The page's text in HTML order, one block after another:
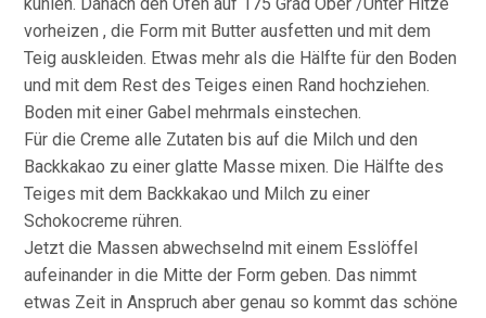
vorheizen , die Form mit Butter ausfetten und mit dem
Teig auskleiden. Etwas mehr als die Hälfte für den Boden
und mit dem Rest des Teiges einen Rand hochziehen.
Boden mit einer Gabel mehrmals einstechen.
Für die Creme alle Zutaten bis auf die Milch und den
Backkakao zu einer glatte Masse mixen. Die Hälfte des
Teiges mit dem Backkakao und Milch zu einer
Schokocreme rühren.
Jetzt die Massen abwechselnd mit einem Esslöffel
aufeinander in die Mitte der Form geben. Das nimmt
etwas Zeit in Anspruch aber genau so kommt das schöne